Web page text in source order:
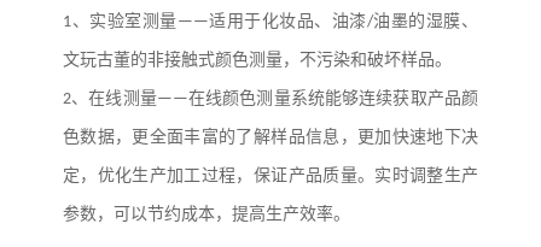
1、实验室测量——适用于化妆品、油漆/油墨的湿膜、
文玩古董的非接触式颜色测量，不污染和破坏样品。
2、在线测量——在线颜色测量系统能够连续获取产品颜
色数据，更全面丰富的了解样品信息，更加快速地下决
定，优化生产加工过程，保证产品质量。实时调整生产
参数，可以节约成本，提高生产效率。